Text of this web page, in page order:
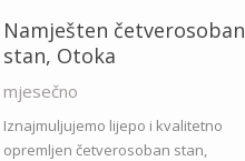
Namješten četverosoban
stan, Otoka
mjesečno
Iznajmuljujemo lijepo i kvalitetno
opremljen četverosoban stan,